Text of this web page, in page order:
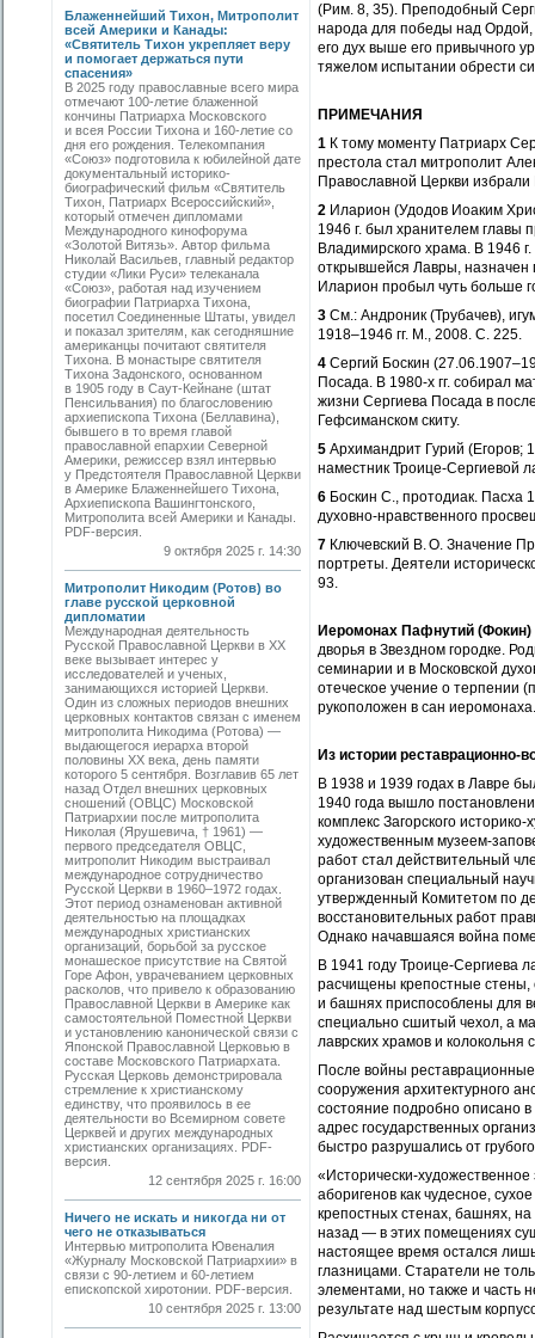
Блаженнейший Тихон, Митрополит
всей Америки и Канады:
«Святитель Тихон укрепляет веру
и помогает держаться пути
спасения»
В 2025 году православные всего мира
отмечают 100-летие блаженной
кончины Патриарха Московского
и всея России Тихона и 160-летие со
дня его рождения. Телекомпания
«Союз» подготовила к юбилейной дате
документальный историко-
биографический фильм «Святитель
Тихон, Патриарх Всероссийский»,
который отмечен дипломами
Международного кинофорума
«Золотой Витязь». Автор фильма
Николай Васильев, главный редактор
студии «Лики Руси» телеканала
«Союз», работая над изучением
биографии Патриарха Тихона,
посетил Соединенные Штаты, увидел
и показал зрителям, как сегодняшние
американцы почитают святителя
Тихона. В монастыре святителя
Тихона Задонского, основанном
в 1905 году в Саут-Кейнане (штат
Пенсильвания) по благословению
архиепископа Тихона (Беллавина),
бывшего в то время главой
православной епархии Северной
Америки, режиссер взял интервью
у Предстоятеля Православной Церкви
в Америке Блаженнейшего Тихона,
Архиепископа Вашингтонского,
Митрополита всей Америки и Канады.
PDF-версия.
9 октября 2025 г. 14:30
Митрополит Никодим (Ротов) во
главе русской церковной
дипломатии
Международная деятельность
Русской Православной Церкви в ХХ
веке вызывает интерес у
исследователей и ученых,
занимающихся историей Церкви.
Один из сложных периодов внешних
церковных контактов связан с именем
митрополита Никодима (Ротова) —
выдающегося иерарха второй
половины ХХ века, день памяти
которого 5 сентября. Возглавив 65 лет
назад Отдел внешних церковных
сношений (ОВЦС) Московской
Патриархии после митрополита
Николая (Ярушевича, † 1961) —
первого председателя ОВЦС,
митрополит Никодим выстраивал
международное сотрудничество
Русской Церкви в 1960–1972 годах.
Этот период ознаменован активной
деятельностью на площадках
международных христианских
организаций, борьбой за русское
монашеское присутствие на Святой
Горе Афон, уврачеванием церковных
расколов, что привело к образованию
Православной Церкви в Америке как
самостоятельной Поместной Церкви
и установлению канонической связи с
Японской Православной Церковью в
составе Московского Патриархата.
Русская Церковь демонстрировала
стремление к христианскому
единству, что проявилось в ее
деятельности во Всемирном совете
Церквей и других международных
христианских организациях. PDF-
версия.
12 сентября 2025 г. 16:00
Ничего не искать и никогда ни от
чего не отказываться
Интервью митрополита Ювеналия
«Журналу Московской Патриархии» в
связи с 90-летием и 60-летием
епископской хиротонии. PDF-версия.
10 сентября 2025 г. 13:00
(Рим. 8, 35). Преподобный
народа для победы над Ордой,
его дух выше его привычного
тяжелом испытании обрести
ПРИМЕЧАНИЯ
1 К тому моменту Патриарх
престола стал митрополит
Православной Церкви
2 Иларион (Удодов Иоаким
1946 г. был хранителем главы
Владимирского храма. В 1946
открывшейся Лавры, назначен
Иларион пробыл чуть больше
3 См.: Андроник (Трубачев),
1918–1946 гг. М., 2008. С. 225.
4 Сергий Боскин
Посада. В 1980-х гг. собирал
жизни Сергиева Посада в
Гефсиманском скиту.
5 Архимандрит Гурий (Егоров;
наместник Троице-­Сергиевой
6 Боскин С., протодиак. Пасха
духовно-нравственного
7 Ключевский В. О. Значение
портреты. Деятели
93.
Иеромонах Пафнутий (Фокин)
дворья в Звездном городке.
семинарии и в Мос­ковской
отеческое учение о терпении
рукоположен в сан
Из истории реставрационно-
В 1938 и 1939 годах в Лавре
1940 года вышло
комплекс Загорского
художественным музеем-
работ стал действительный
организован специальный
утвержденный Комитетом по
восстановительных работ
Однако начавшаяся война
В 1941 году Троице-Сергиева
расчищены крепостные стены,
и башнях приспособлены для
специально сшитый чехол, а
лавр­ских храмов и
После войны
сооружения архитектурного
состояние подробно описано
адрес государственных
быстро разрушались от
«Исторически-
аборигенов как чудесное,
крепостных стенах, башнях,
назад — в этих помещениях
настоящее время остался
глазницами. Старатели не
элементами, но также и часть
результате над шестым